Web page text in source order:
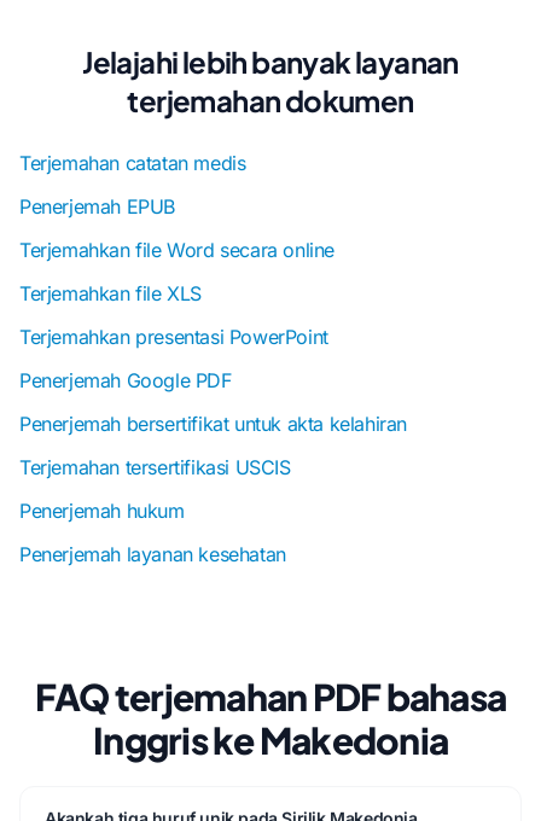
Jelajahi lebih banyak layanan
terjemahan dokumen
Terjemahan catatan medis
Penerjemah EPUB
Terjemahkan file Word secara online
Terjemahkan file XLS
Terjemahkan presentasi PowerPoint
Penerjemah Google PDF
Penerjemah bersertifikat untuk akta kelahiran
Terjemahan tersertifikasi USCIS
Penerjemah hukum
Penerjemah layanan kesehatan
FAQ terjemahan PDF bahasa
Inggris ke Makedonia